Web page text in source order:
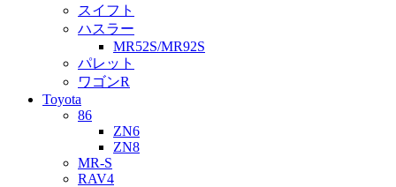
スイフト
ハスラー
MR52S/MR92S
パレット
ワゴンR
Toyota
86
ZN6
ZN8
MR-S
RAV4